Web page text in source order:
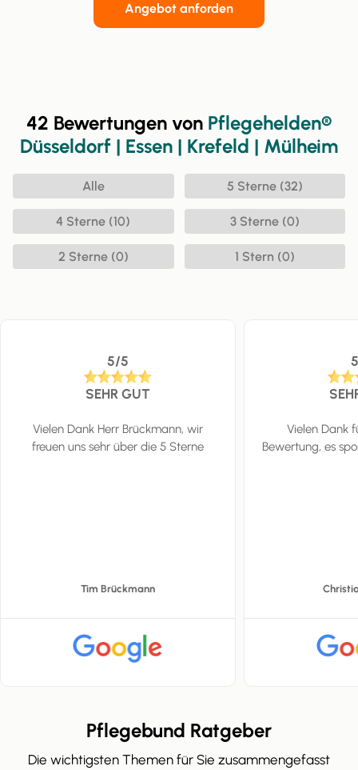
42 Bewertungen von Pflegehelden®
Düsseldorf | Essen | Krefeld | Mülheim
Alle 5 Sterne (32)
4 Sterne (10) 3 Sterne (0)
2 Sterne (0) 1 Stern (0)
5/5
SEHR GUT
Vielen Dank Herr Brückmann, wir
freuen uns sehr über die 5 Sterne
Tim Brückmann
Vielen Dank
Bewertung, es
Pflegebund Ratgeber
Die wichtigsten Themen für Sie zusammengefasst
Angebot anforden